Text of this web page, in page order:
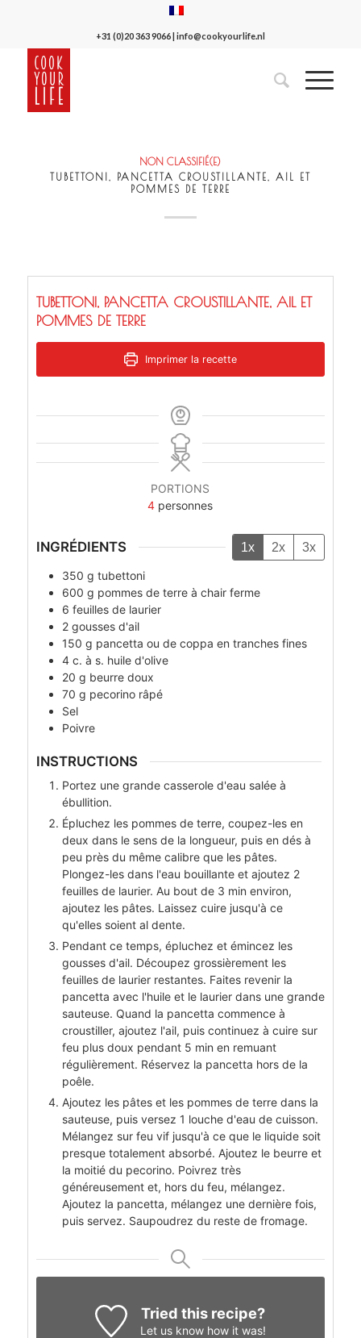
+31 (0)20 363 9066| info@cookyourlife.nl
NON CLASSIFIÉ(E)
TUBETTONI, PANCETTA CROUSTILLANTE, AIL ET
POMMES DE TERRE
TUBETTONI, PANCETTA CROUSTILLANTE, AIL ET
POMMES DE TERRE
Imprimer la recette
PORTIONS
4 personnes
INGRÉDIENTS 1x 2x 3x
350 g tubettoni
600 g pommes de terre à chair ferme
6 feuilles de laurier
2 gousses d'ail
150 g pancetta ou de coppa en tranches fines
4 c. à s. huile d'olive
20 g beurre doux
70 g pecorino râpé
Sel
Poivre
INSTRUCTIONS
Portez une grande casserole d'eau salée à
ébullition.
Épluchez les pommes de terre, coupez-les en
deux dans le sens de la longueur, puis en dés à
peu près du même calibre que les pâtes.
Plongez-les dans l'eau bouillante et ajoutez 2
feuilles de laurier. Au bout de 3 min environ,
ajoutez les pâtes. Laissez cuire jusqu'à ce
qu'elles soient al dente.
Pendant ce temps, épluchez et émincez les
gousses d'ail. Découpez grossièrement les
feuilles de laurier restantes. Faites revenir la
pancetta avec l'huile et le laurier dans une grande
sauteuse. Quand la pancetta commence à
croustiller, ajoutez l'ail, puis continuez à cuire sur
feu plus doux pendant 5 min en remuant
régulièrement. Réservez la pancetta hors de la
poêle.
Ajoutez les pâtes et les pommes de terre dans la
sauteuse, puis versez 1 louche d'eau de cuisson.
Mélangez sur feu vif jusqu'à ce que le liquide soit
presque totalement absorbé. Ajoutez le beurre et
la moitié du pecorino. Poivrez très
généreusement et, hors du feu, mélangez.
Ajoutez la pancetta, mélangez une dernière fois,
puis servez. Saupoudrez du reste de fromage.
Tried this recipe?
Let us knowhow it was!